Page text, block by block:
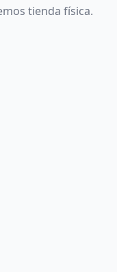
tienda física.